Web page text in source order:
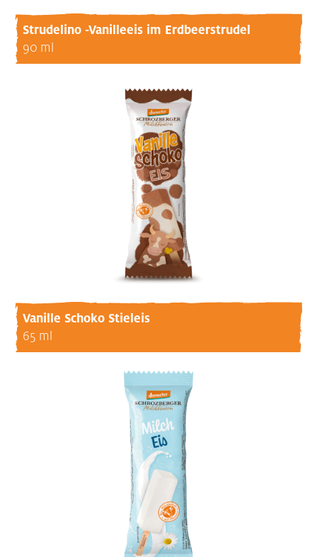
Strudelino -Vanilleeis im Erdbeerstrudel
90 ml
Vanille Schoko Stieleis
65 ml